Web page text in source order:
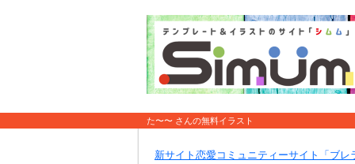
た〜〜 さんの無料イラスト
新サイト恋愛コミュニティーサイト「ブレ